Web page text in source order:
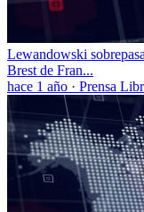
Lewandowski
Brest de Fran...
hace 1 año · Prensa